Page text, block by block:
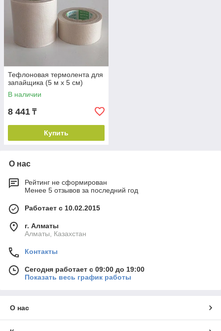
Тефлоновая термолента для
запайщика (5 м х 5 см)
В наличии
8 441 ₸
Купить
О нас
Рейтинг не сформирован
Менее 5 отзывов за последний год
Работает с 10.02.2015
г. Алматы
Алматы, Казахстан
Контакты
Сегодня работает с 09:00 до 19:00
Показать весь график работы
О нас